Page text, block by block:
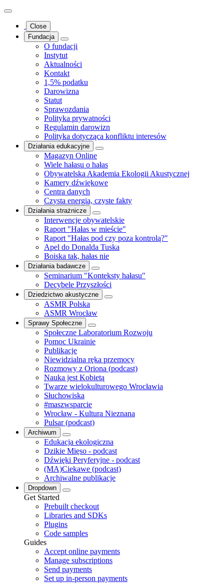
Close
Fundacja
O fundacji
Instytut
Aktualności
Kontakt
1,5% podatku
Darowizna
Statut
Sprawozdania
Polityka prywatności
Regulamin darowizn
Polityka dotycząca konfliktu interesów
Działania edukacyjne
Magazyn Online
Wiele hałasu o hałas
Obywatelska Akademia Ekologii Akustycznej
Kamery dźwiękowe
Centra danych
Czysta energia, czyste fakty
Działania strażnicze
Interwencje obywatelskie
Raport "Hałas w mieście"
Raport "Hałas pod czy poza kontrolą?"
Apel do Donalda Tuska
Boiska tak, hałas nie
Działania badawcze
Seminarium "Konteksty hałasu"
Decybele Przyszłości
Dziedzictwo akustyczne
ASMR Polska
ASMR Wrocław
Sprawy Społeczne
Społeczne Laboratorium Rozwoju
Pomoc Ukrainie
Publikacje
Niewidzialna ręka przemocy
Rozmowy z Oriona (podcast)
Nauka jest Kobietą
Twarze wielokulturowego Wrocławia
Słuchowiska
#maszwsparcie
Wrocław - Kultura Nieznana
Pulsar (podcast)
Archiwum
Edukacja ekologiczna
Dzikie Mięso - podcast
Dźwięki Peryferyjne - podcast
(MA)Ciekawe (podcast)
Archiwalne publikacje
Dropdown
Get Started
Prebuilt checkout
Libraries and SDKs
Plugins
Code samples
Guides
Accept online payments
Manage subscriptions
Send payments
Set up in-person payments